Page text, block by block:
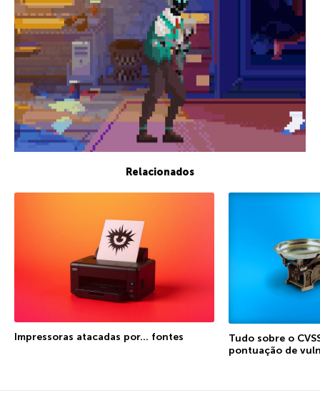
Relacionados
Impressoras atacadas por… fontes
Tudo sobre o
pontuação de